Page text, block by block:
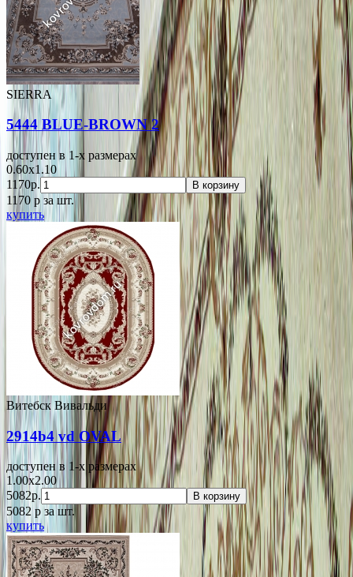
SIERRA
5444 BLUE-BROWN 2
доступен в 1-x размерах
0.60x1.10
1170р.
В корзину
1170 pза шт.
купить
Витебск Вивальди
2914b4 vd OVAL
доступен в 1-x размерах
1.00x2.00
5082р.
В корзину
5082 p за шт.
купить